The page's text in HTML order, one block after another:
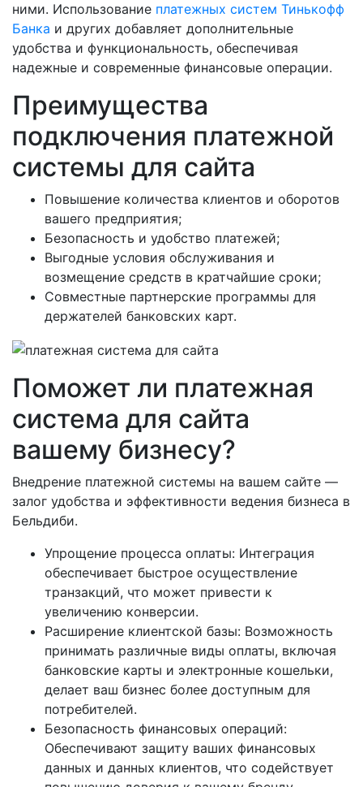
ними. Использование платежных систем Тинькофф
Банка и других добавляет дополнительные
удобства и функциональность, обеспечивая
надежные и современные финансовые операции.
Преимущества
подключения платежной
системы для сайта
Повышение количества клиентов и оборотов
вашего предприятия;
Безопасность и удобство платежей;
Выгодные условия обслуживания и
возмещение средств в кратчайшие сроки;
Совместные партнерские программы для
держателей банковских карт.
Поможет ли платежная
система для сайта
вашему бизнесу?
Внедрение платежной системы на вашем сайте —
залог удобства и эффективности ведения бизнеса в
Бельдиби.
Упрощение процесса оплаты: Интеграция
обеспечивает быстрое осуществление
транзакций, что может привести к
увеличению конверсии.
Расширение клиентской базы: Возможность
принимать различные виды оплаты, включая
банковские карты и электронные кошельки,
делает ваш бизнес более доступным для
потребителей.
Безопасность финансовых операций:
Обеспечивают защиту ваших финансовых
данных и данных клиентов, что содействует